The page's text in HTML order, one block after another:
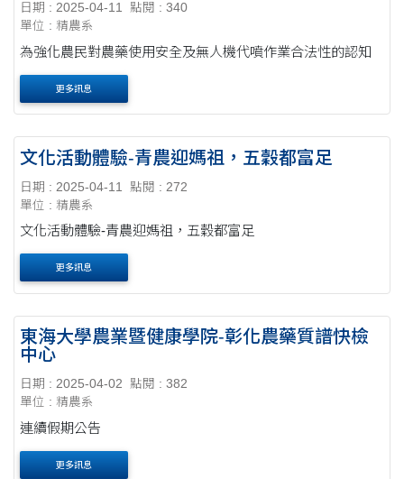
日期 : 2025-04-11
點閱 : 340
單位 : 精農系
為強化農民對農藥使用安全及無人機代噴作業合法性的認知
更多訊息
文化活動體驗-青農迎媽祖，五穀都富足
日期 : 2025-04-11
點閱 : 272
單位 : 精農系
文化活動體驗-青農迎媽祖，五穀都富足
更多訊息
東海大學農業暨健康學院-彰化農藥質譜快檢
中心
日期 : 2025-04-02
點閱 : 382
單位 : 精農系
連續假期公告
更多訊息